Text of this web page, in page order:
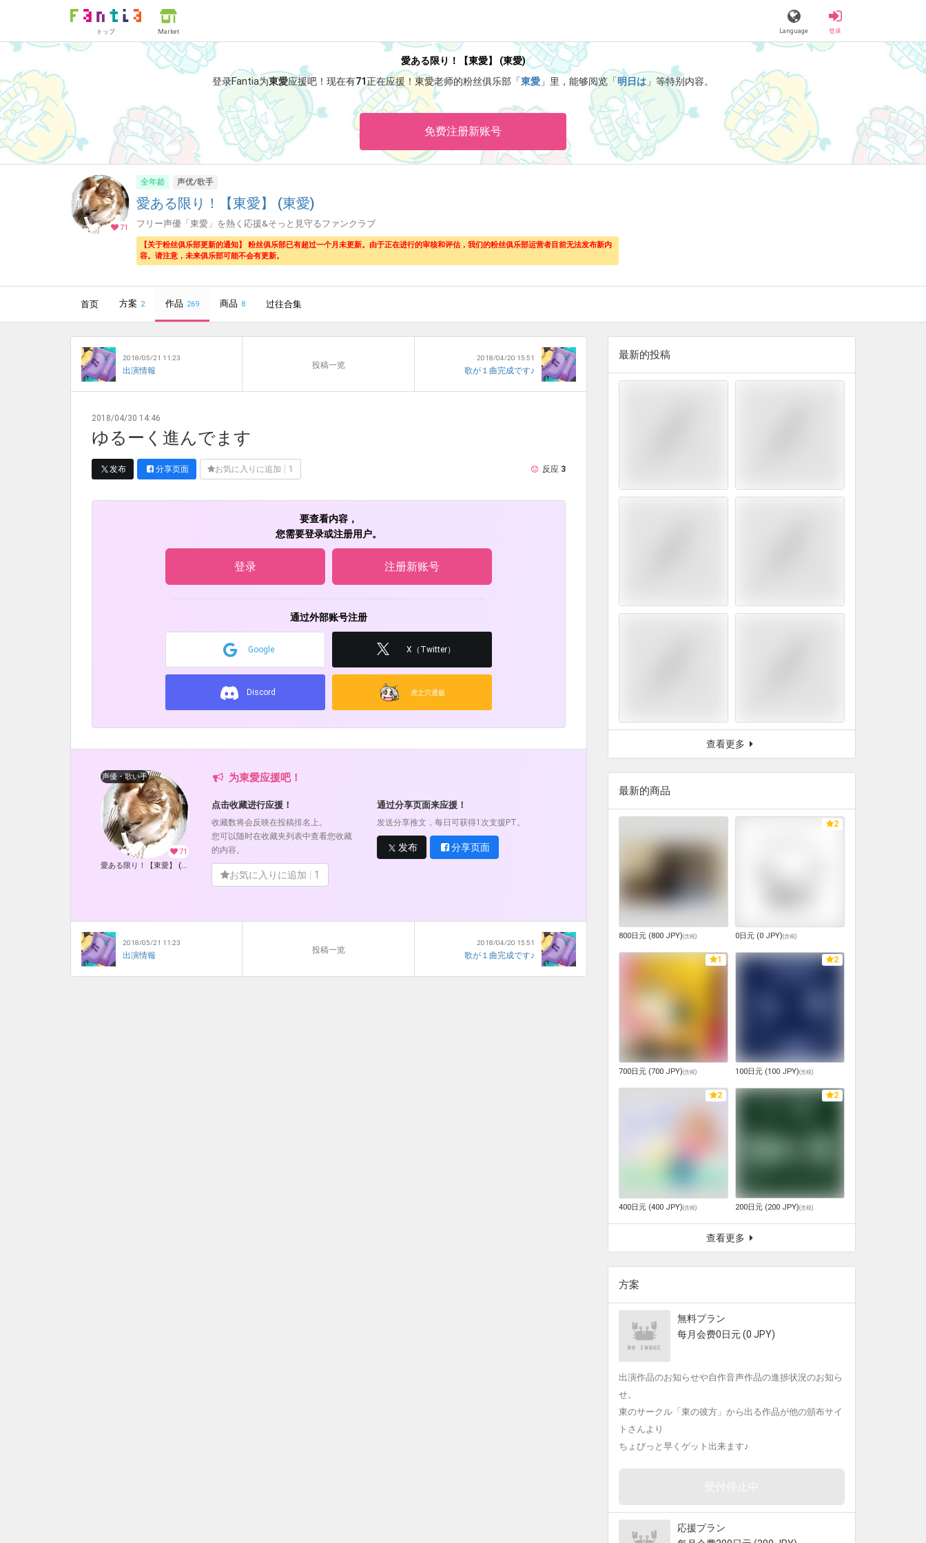
トップ Market Language 登录
愛ある限り！【東愛】 (東愛)
登录Fantia为東愛应援吧！ 现在有71正在应援！ 東愛老师的粉丝俱乐部「東愛 」里，能够阅览「明日は 」等特别内容。
免费注册新账号
71
全年龄 声优/歌手
愛ある限り！【東愛】 (東愛)
フリー声優「東愛」を熱く応援&そっと見守るファンクラブ
【关于粉丝俱乐部更新的通知】 粉丝俱乐部已有超过一个月未更新。由于正在进行的审核和评估，我们的粉丝俱乐部运营者目前无法发布新内
容。请注意，未来俱乐部可能不会有更新。
首页 方案 2 作品 269 商品 8 过往合集
2018/05/21 11:23
出演情報
投稿一览
2018/04/20 15:51
歌が１曲完成です♪
2018/04/30 14:46
ゆるーく進んでます
发布 分享页面 お気に入りに追加 1 反应 3
要查看内容，
您需要登录或注册用户。
登录 注册新账号
通过外部账号注册
Google X（Twitter）
Discord 虎之穴通贩
71
声優・歌い手
愛ある限り！【東愛】 (東愛)
为東愛应援吧！
点击收藏进行应援！
收藏数将会反映在投稿排名上。
您可以随时在收藏夹列表中查看您收藏
的内容。
お気に入りに追加 1
通过分享页面来应援！
发送分享推文，每日可获得1次支援PT。
发布 分享页面
2018/05/21 11:23
出演情報
投稿一览
2018/04/20 15:51
歌が１曲完成です♪
最新的投稿
查看更多
最新的商品
800日元 (800 JPY)(含税)
2
0日元 (0 JPY)(含税)
1
700日元 (700 JPY)(含税)
2
100日元 (100 JPY)(含税)
2
400日元 (400 JPY)(含税)
2
200日元 (200 JPY)(含税)
查看更多
方案
無料プラン
每月会费0日元 (0 JPY)
出演作品のお知らせや自作音声作品の進捗状況のお知ら
せ。
東のサークル「東の彼方」から出る作品が他の頒布サイ
トさんより
ちょびっと早くゲット出来ます♪
応援プラン